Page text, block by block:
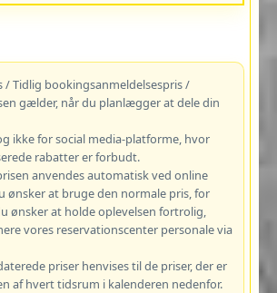
/ Tidlig bookingsanmeldelsespris /
gælder, når du planlægger at dele din
ikke for social media-platforme, hvor
rabatter er forbudt.
anvendes automatisk ved online
ønsker at bruge den normale pris, for
ønsker at holde oplevelsen fortrolig,
vores reservationscenter personale via
priser henvises til de priser, der er
af hvert tidsrum i kalenderen nedenfor.